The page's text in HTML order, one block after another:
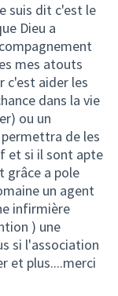
suis dit c'est le
Dieu a
mes atouts
c'est aider les
dans la vie
ou un
de les
et si il sont apte
grâce a pole
un agent
infirmière
) une
si l'association
et plus....merci